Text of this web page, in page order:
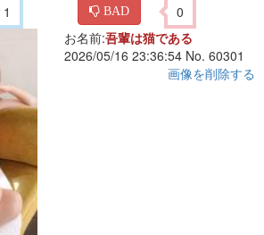
1 BAD 0
お名前:吾輩は猫である
2026/05/16 23:36:54 No. 60301
画像を削除する